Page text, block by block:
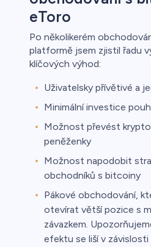
eToro
Po několikerém
platformě jsem zjistil řadu
klíčových výhod:
Uživatelsky přívětivé a
Minimální investice
Možnost převést
peněženky
Možnost napodobit
obchodníků s bitcoiny
Pákové obchodování,
otevírat větší pozice s
závazkem.
efektu se liší v závislosti